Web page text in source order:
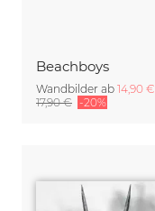
Beachboys
Wandbilder ab 14,90 €
17,90 € -20%